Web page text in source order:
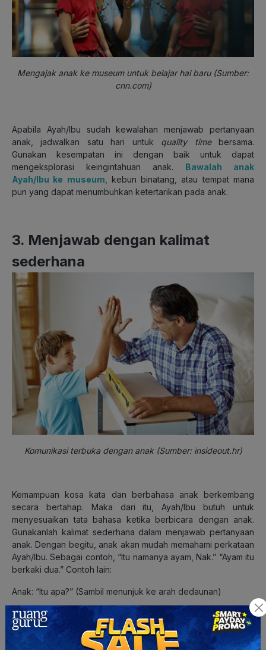
Mengajak anak ke museum untuk belajar hal baru (Sumber:
cnn.com)
Apabila Ayah/Ibu sudah kewalahan menjawab pertanyaan
anak, jadwalkan satu hari untuk quality timebersama.
Gunakan kesempatan ini dengan baik untuk dapat
mengeksplorasi keingintahuan anak. Bawalah anak
Ayah/Ibu ke museum , kebun binatang, atau tempat mana
pun yang dapat menumbuhkan ketertarikan pada anak.
3. Menjawab dengan kalimat
sederhana
Komunikasi terbuka dengan anak (Sumber: insideout.hr)
Kemampuan kosa kata dan berbahasa anak berkembang
secara bertahap. Maka dari itu, Ayah/Ibu butuh untuk
menyesuaikan tata bahasa ketika berbicara dengan anak.
Gunakanlah kalimat sederhana dalam menjawab pertanyaan
anak. Dengan begitu, anak akan mudah memahami perkataan
Ayah/Ibu. Sebagai contoh, “Itu namanya ayam, Nak.” “Ayam itu
berkaki dua.” Contoh lain:
Anak: “Itu apa?” (Sambil menunjuk ke arah dedaunan)
Ayah/Ibu: “Itu daun, Nak.”
Anak: “Apa,tuh?”